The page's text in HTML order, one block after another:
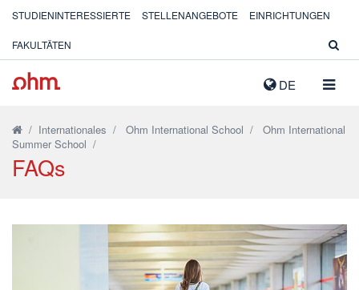
DE
STUDIENINTERESSIERTE STELLENANGEBOTE EINRICHTUNGEN
FAKULTÄTEN
/ Internationales / Ohm International School / Ohm International
Summer School /
FAQs